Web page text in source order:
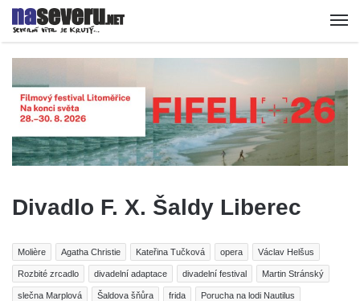
Divadlo F. X. Šaldy Liberec
Molière Agatha Christie Kateřina Tučková opera Václav Helšus
Rozbité zrcadlo divadelní adaptace divadelní festival Martin Stránský
slečna Marplová Šaldova šňůra frida Porucha na lodi Nautilus